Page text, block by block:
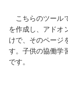
こちらのツール
を作成し、アドオ
けで、そのページ
す。子供の協働学
です。